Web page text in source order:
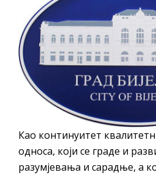
Као континуитет
односа, који се граде и
разумјевања и сарадње, а